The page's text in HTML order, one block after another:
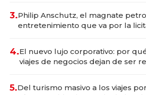
3.Philip Anschutz, el magnate
entretenimiento que va por la
4.El nuevo lujo corporativo: por
viajes de negocios dejan de ser
5.Del turismo masivo a los viajes